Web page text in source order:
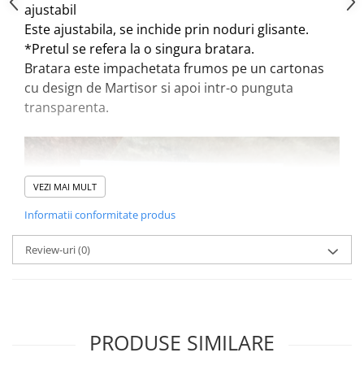
ajustabil
Este ajustabila, se inchide prin noduri glisante.
*Pretul se refera la o singura bratara.
Bratara este impachetata frumos pe un cartonas
cu design de Martisor si apoi intr-o punguta
transparenta.
VEZI MAI MULT
Informatii conformitate produs
Review-uri(0)
PRODUSE SIMILARE